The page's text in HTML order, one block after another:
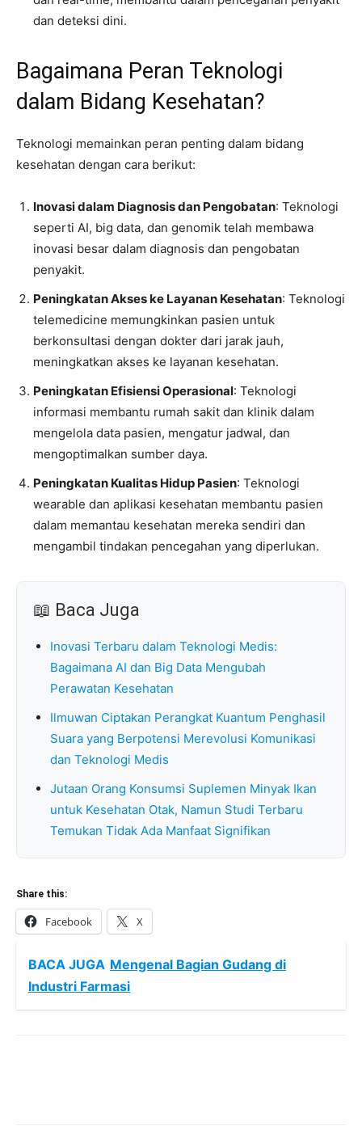
dan deteksi dini.
Bagaimana Peran Teknologi
dalam Bidang Kesehatan?
Teknologi memainkan peran penting dalam bidang
kesehatan dengan cara berikut:
Inovasi dalam Diagnosis dan Pengobatan: Teknologi
seperti AI, big data, dan genomik telah membawa
inovasi besar dalam diagnosis dan pengobatan
penyakit.
Peningkatan Akses ke Layanan Kesehatan: Teknologi
telemedicine memungkinkan pasien untuk
berkonsultasi dengan dokter dari jarak jauh,
meningkatkan akses ke layanan kesehatan.
Peningkatan Efisiensi Operasional: Teknologi
informasi membantu rumah sakit dan klinik dalam
mengelola data pasien, mengatur jadwal, dan
mengoptimalkan sumber daya.
Peningkatan Kualitas Hidup Pasien: Teknologi
wearable dan aplikasi kesehatan membantu pasien
dalam memantau kesehatan mereka sendiri dan
mengambil tindakan pencegahan yang diperlukan.
📖 Baca Juga
Inovasi Terbaru dalam Teknologi Medis:
Bagaimana AI dan Big Data Mengubah
Perawatan Kesehatan
Ilmuwan Ciptakan Perangkat Kuantum Penghasil
Suara yang Berpotensi Merevolusi Komunikasi
dan Teknologi Medis
Jutaan Orang Konsumsi Suplemen Minyak Ikan
untuk Kesehatan Otak, Namun Studi Terbaru
Temukan Tidak Ada Manfaat Signifikan
Share this:
Facebook X
BACA JUGA Mengenal Bagian Gudang di
Industri Farmasi